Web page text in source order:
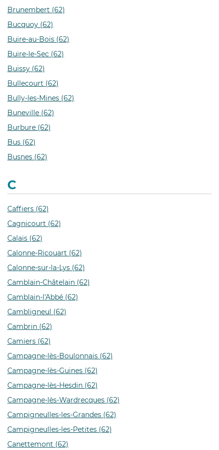
Brunembert (62)
Bucquoy (62)
Buire-au-Bois (62)
Buire-le-Sec (62)
Buissy (62)
Bullecourt (62)
Bully-les-Mines (62)
Buneville (62)
Burbure (62)
Bus (62)
Busnes (62)
C
Caffiers (62)
Cagnicourt (62)
Calais (62)
Calonne-Ricouart (62)
Calonne-sur-la-Lys (62)
Camblain-Châtelain (62)
Camblain-l'Abbé (62)
Cambligneul (62)
Cambrin (62)
Camiers (62)
Campagne-lès-Boulonnais (62)
Campagne-lès-Guines (62)
Campagne-lès-Hesdin (62)
Campagne-lès-Wardrecques (62)
Campigneulles-les-Grandes (62)
Campigneulles-les-Petites (62)
Canettemont (62)